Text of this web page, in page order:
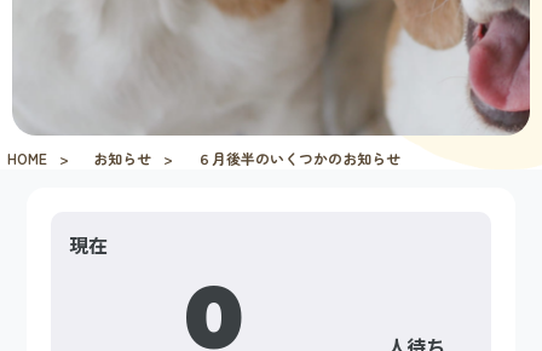
HOME お知らせ ６月後半のいくつかのお知らせ